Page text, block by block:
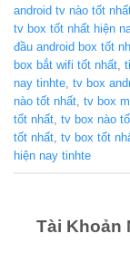
android tv nào tốt
tv box tốt nhất hiện
đầu android box tốt
box bắt wifi tốt nhất
nay tinhte tv box
nào tốt nhất tv box
tốt nhất tv box nào
tốt nhất tv box tốt
hiện nay tinhte
Tài Khoản